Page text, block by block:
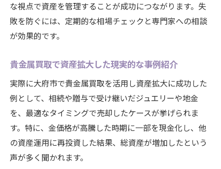
な視点で資産を管理することが成功につながります。失
敗を防ぐには、定期的な相場チェックと専門家への相談
が効果的です。
貴金属買取で資産拡大した現実的な事例紹介
実際に大府市で貴金属買取を活用し資産拡大に成功した
例として、相続や贈与で受け継いだジュエリーや地金
を、最適なタイミングで売却したケースが挙げられま
す。特に、金価格が高騰した時期に一部を現金化し、他
の資産運用に再投資した結果、総資産が増加したという
声が多く聞かれます。